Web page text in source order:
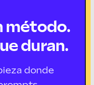
método.
duran.
donde